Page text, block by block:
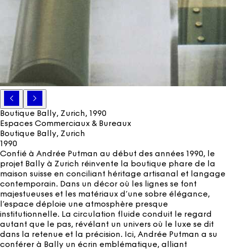
Boutique Bally, Zurich, 1990
Espaces Commerciaux & Bureaux
Boutique Bally, Zurich
1990
Confié à Andrée Putman au début des années 1990, le
projet Bally à Zurich réinvente la boutique phare de la
maison suisse en conciliant héritage artisanal et langage
contemporain. Dans un décor où les lignes se font
majestueuses et les matériaux d’une sobre élégance,
l’espace déploie une atmosphère presque
institutionnelle. La circulation fluide conduit le regard
autant que le pas, révélant un univers où le luxe se dit
dans la retenue et la précision. Ici, Andrée Putman a su
conférer à Bally un écrin emblématique, alliant